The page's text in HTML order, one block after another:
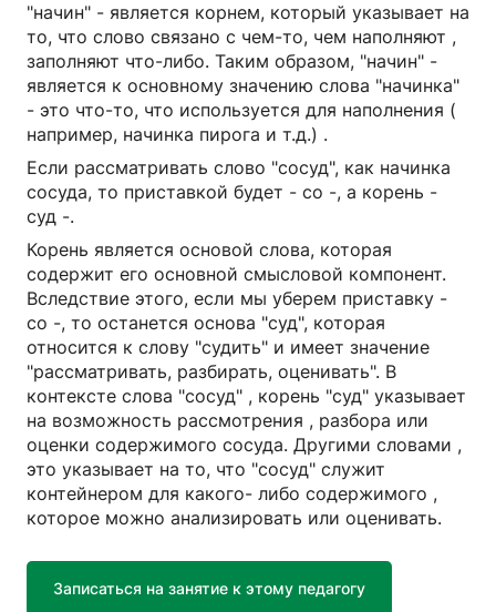
"начин" - является корнем, который указывает на
то, что слово связано с чем-то, чем наполняют ,
заполняют что-либо. Таким образом, "начин" -
является к основному значению слова "начинка"
- это что-то, что используется для наполнения (
например, начинка пирога и т.д.) .
Если рассматривать слово "сосуд", как начинка
сосуда, то приставкой будет - со -, а корень -
суд -.
Корень является основой слова, которая
содержит его основной смысловой компонент.
Вследствие этого, если мы уберем приставку -
со -, то останется основа "суд", которая
относится к слову "судить" и имеет значение
"рассматривать, разбирать, оценивать". В
контексте слова "сосуд" , корень "суд" указывает
на возможность рассмотрения , разбора или
оценки содержимого сосуда. Другими словами ,
это указывает на то, что "сосуд" служит
контейнером для какого- либо содержимого ,
которое можно анализировать или оценивать.
Записаться на занятие к этому педагогу